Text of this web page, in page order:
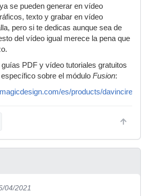
se pueden generar en vídeo
texto y grabar en vídeo
pero si te dedicas aunque sea de
del vídeo igual merece la pena que
PDF y vídeo tutoriales gratuitos
sobre el módulo Fusion:
es/products/
04/2021